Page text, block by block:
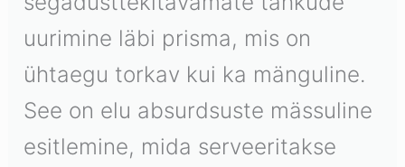
uurimine läbi prisma, mis on
ühtaegu torkav kui ka mänguline.
See on elu absurdsuste mässuline
esitlemine, mida serveeritakse